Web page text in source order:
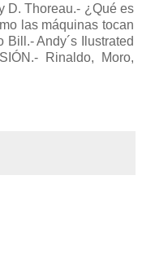
D. Thoreau.- ¿Qué es
las máquinas tocan
Andy´s Ilustrated
Rinaldo, Moro,